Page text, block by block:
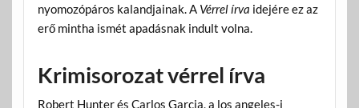
nyomozópáros kalandjainak. A Vérrel írva idejére ez az
erő mintha ismét apadásnak indult volna.
Krimisorozat vérrel írva
Robert Hunter és Carlos Garcia, a los angeles-i